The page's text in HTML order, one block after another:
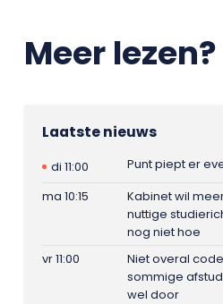
Meer lezen?
Laatste nieuws
di 11:00
Punt piept er
ma 10:15
Kabinet wil
nuttige
nog niet hoe
vr 11:00
Niet overal
sommige
wel door